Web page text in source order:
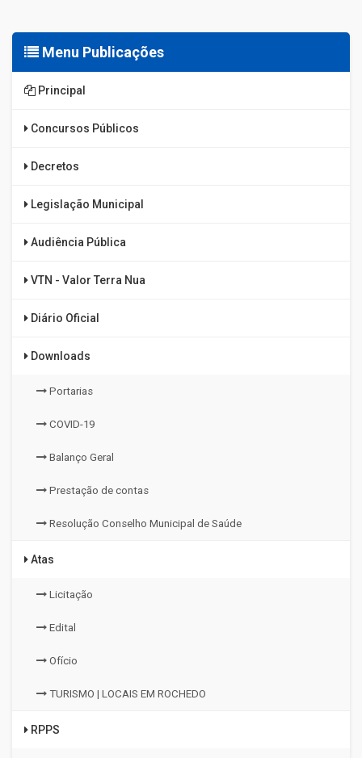
Menu Publicações
Principal
Concursos Públicos
Decretos
Legislação Municipal
Audiência Pública
VTN - Valor Terra Nua
Diário Oficial
Downloads
Portarias
COVID-19
Balanço Geral
Prestação de contas
Resolução Conselho Municipal de Saúde
Atas
Licitação
Edital
Ofício
TURISMO | LOCAIS EM ROCHEDO
RPPS